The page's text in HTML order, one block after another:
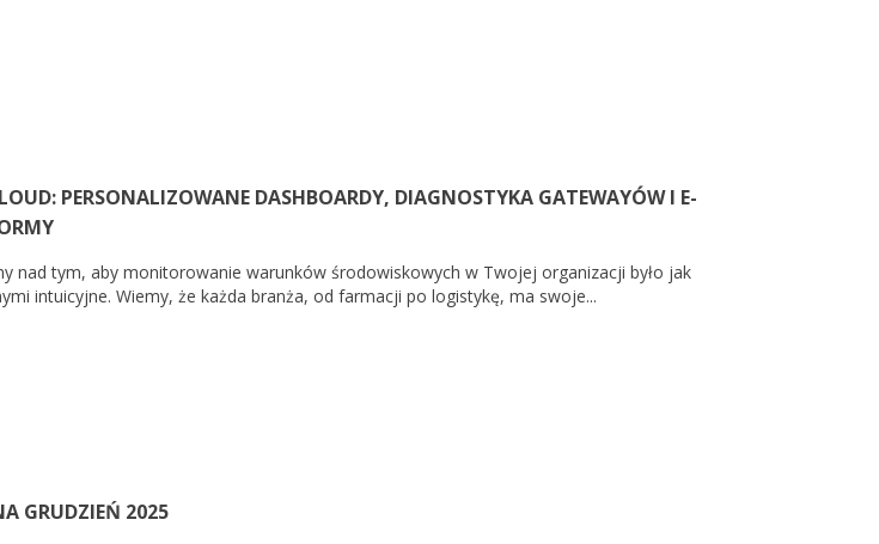
PERSONALIZOWANE DASHBOARDY, DIAGNOSTYKA GATEWAYÓW I E-
nad tym, aby monitorowanie warunków środowiskowych w Twojej organizacji było jak
intuicyjne. Wiemy, że każda branża, od farmacji po logistykę, ma swoje...
GRUDZIEŃ 2025